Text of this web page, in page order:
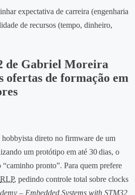
expectativa de carreira (engenharia
de recursos (tempo, dinheiro,
de Gabriel Moreira
ofertas de formação em
direto no firmware de um
um protótipo em até 30 dias, o
pronto”. Para quem prefere
RLP, pedindo controle total sobre clocks
– Embedded Systems with STM32